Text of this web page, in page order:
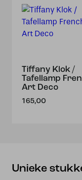
Tiffany Klok /
Tafellamp
Art Deco
165,00
Unieke